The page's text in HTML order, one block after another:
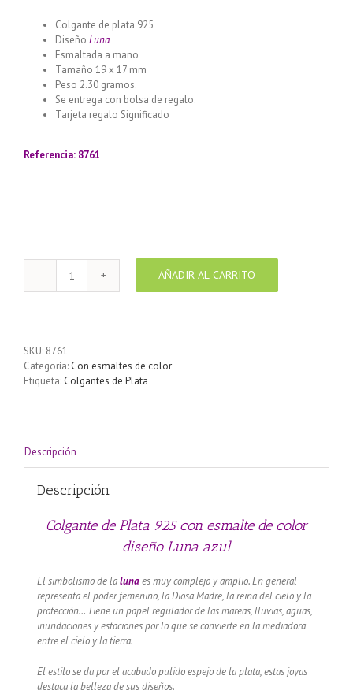
Colgante de plata 925
Diseño Luna
Esmaltada a mano
Tamaño 19 x 17 mm
Peso 2.30 gramos.
Se entrega con bolsa de regalo.
Tarjeta regalo Significado
Referencia: 8761
Colgante
de
de
color
AÑADIR AL CARRITO
SKU: 8761
Categoría: Con esmaltes de color
Etiqueta: Colgantes de Plata
Descripción
Descripción
Colgante de Plata 925 con esmalte de color
diseño Luna azul
El simbolismo de la lunaes muy complejo y amplio. En general
representa el poder femenino, la Diosa Madre, la reina del cielo y la
protección… Tiene un papel regulador de las mareas, lluvias, aguas,
inundaciones y estaciones por lo que se convierte en la mediadora
entre el cielo y la tierra.
El estilo se da por el acabado pulido espejo de la plata, estas joyas
destaca la belleza de sus diseños.